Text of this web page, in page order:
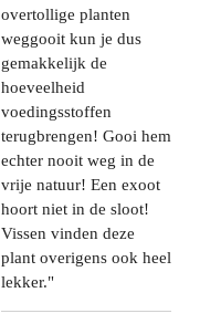
overtollige planten
weggooit kun je dus
gemakkelijk de
hoeveelheid
voedingsstoffen
terugbrengen! Gooi hem
echter nooit weg in de
vrije natuur! Een exoot
hoort niet in de sloot!
Vissen vinden deze
plant overigens ook heel
lekker."